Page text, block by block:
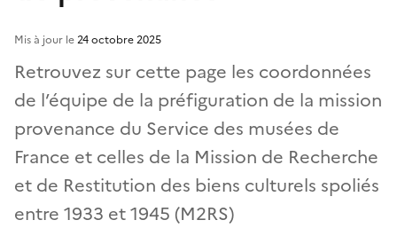
Retrouvez sur cette page les coordonnées
de l’équipe de la préfiguration de la mission
provenance du Service des musées de
France et celles de la Mission de Recherche
et de Restitution des biens culturels spoliés
entre 1933 et 1945 (M2RS)
Mis à jour le24 octobre 2025